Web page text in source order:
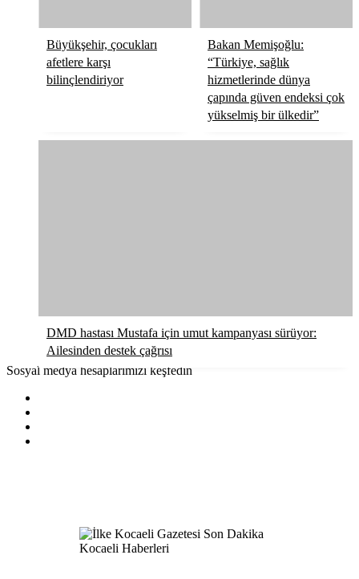
Büyükşehir, çocukları
afetlere karşı
bilinçlendiriyor
Bakan Memişoğlu:
“Türkiye, sağlık
hizmetlerinde dünya
çapında güven endeksi çok
yükselmiş bir ülkedir”
DMD hastası Mustafa için umut kampanyası sürüyor:
Ailesinden destek çağrısı
Sosyal medya hesaplarımızı keşfedin